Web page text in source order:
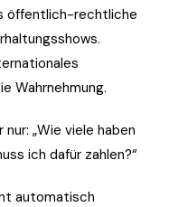
öffentlich-rechtliche
Wahrnehmung.
„Wie viele haben
ich dafür zahlen?“
automatisch